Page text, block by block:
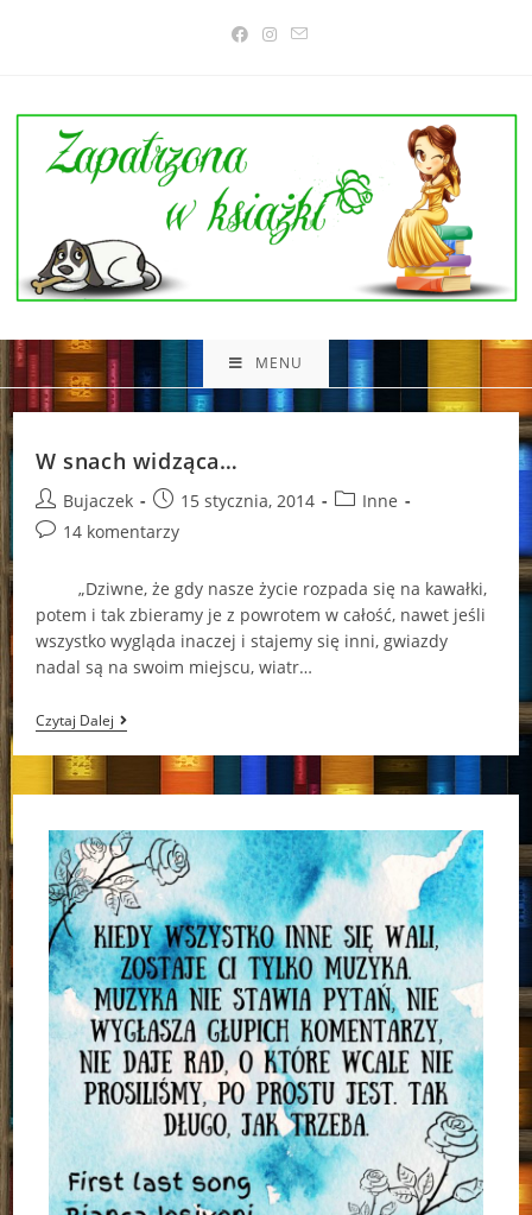
MENU
W snach widząca…
Post
author:
Bujaczek
Post
published:
15 stycznia, 2014
PostInne
Post14 komentarzy
„Dziwne, że gdy nasze życie rozpada się na kawałki,
potem i tak zbieramy je z powrotem w całość, nawet jeśli
wszystko wygląda inaczej i stajemy się inni, gwiazdy
nadal są na swoim miejscu, wiatr…
Czytaj DalejW
Snach
Widząca…